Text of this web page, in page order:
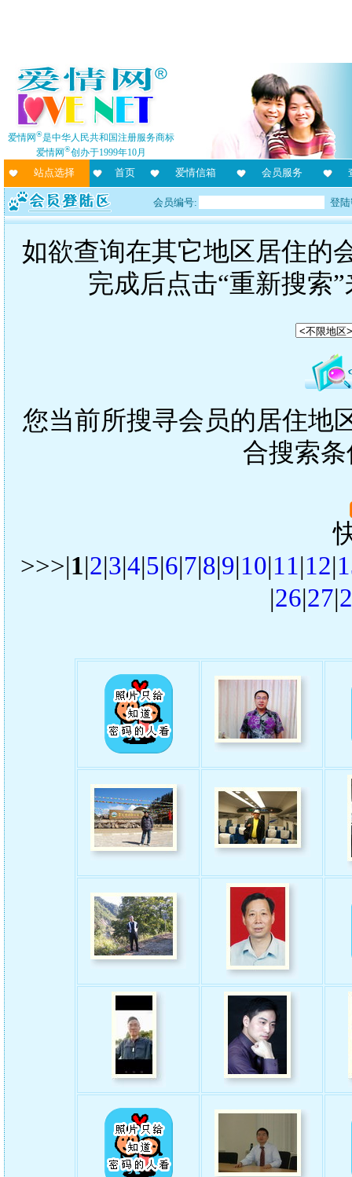
爱情网®是中华人民共和国注册服务商标
爱情网®创办于1999年10月
站点选择 首页 爱情信箱 会员服务
会员编号: 登
如欲查询在其它地区居住的
完成后点击“重新搜索
您当前所搜寻会员的居住地
合搜索
>>>|1|2|3|4|5|6|7|8|9|10|11|12|
|26|27|